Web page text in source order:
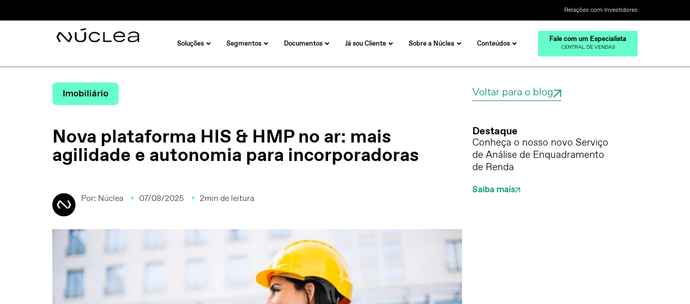
Relações com Investidores
Soluções Segmentos Documentos Já sou Cliente Sobre a Núclea Conteúdos Fale com um Especialista
CENTRAL DE VENDAS
Imobiliário
Nova plataforma HIS & HMP no ar: mais
agilidade e autonomia para incorporadoras
Por: Núclea 07/08/2025 2min de leitura
Voltar para o blog
Destaque
Conheça o nosso novo Serviço
de Análise de Enquadramento
de Renda
Saiba mais